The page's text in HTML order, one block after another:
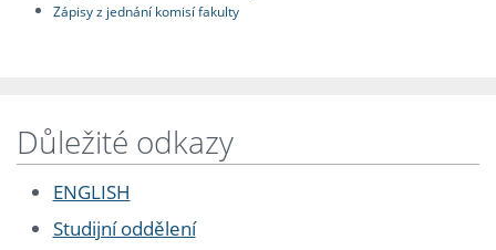
Zápisy z jednání komisí fakulty
Důležité odkazy
ENGLISH
Studijní oddělení